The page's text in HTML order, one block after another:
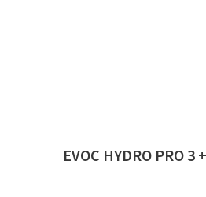
EVOC HYDRO PRO